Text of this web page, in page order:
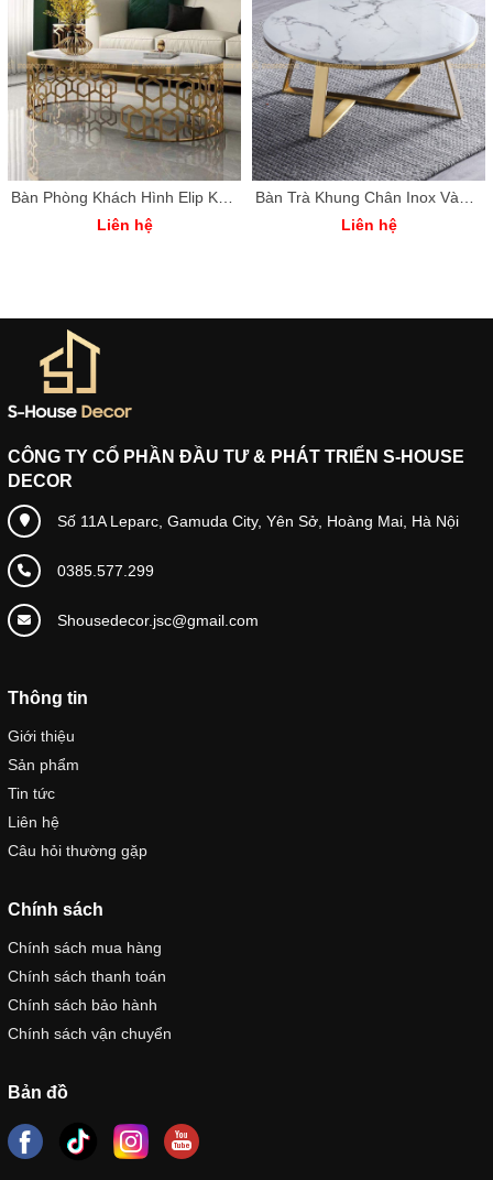
Liên hệ
Liên hệ
CÔNG TY CỔ PHẦN ĐẦU TƯ & PHÁT TRIỂN S-HOUSE
DECOR
Số 11A Leparc, Gamuda City, Yên Sở, Hoàng Mai, Hà Nội
0385.577.299
Shousedecor.jsc@gmail.com
Thông tin
Giới thiệu
Sản phẩm
Tin tức
Liên hệ
Câu hỏi thường gặp
Chính sách
Chính sách mua hàng
Chính sách thanh toán
Chính sách bảo hành
Chính sách vận chuyển
Bản đồ